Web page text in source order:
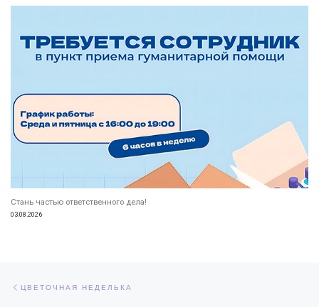
Стань частью ответственного дела!
03.08.2026
ЦВЕТОЧНАЯ НЕДЕЛЬКА